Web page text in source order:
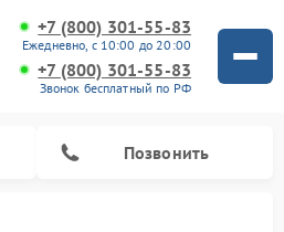
+7 (800) 301-55-83
Ежедневно, с 10:00 до 20:00
+7 (800) 301-55-83
Звонок бесплатный по РФ
Позвонить